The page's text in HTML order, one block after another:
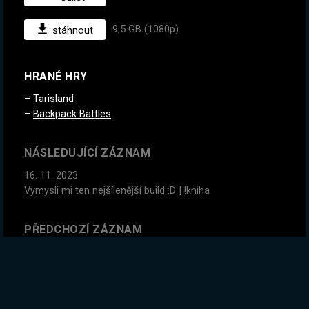
stáhnout 9,5 GB (1080p)
HRANÉ HRY
Tarisland
Backpack Battles
NÁSLEDUJÍCÍ ZÁZNAM
16. 11. 2023
Vymysli mi ten nejšílenější build :D | !kniha
PŘEDCHOZÍ ZÁZNAM